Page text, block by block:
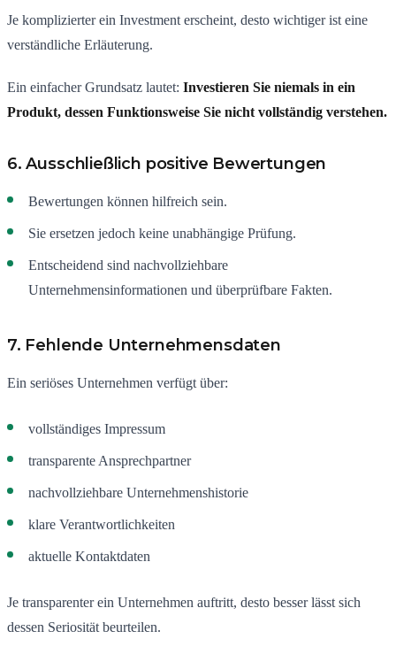
Je komplizierter ein Investment erscheint, desto wichtiger ist eine
verständliche Erläuterung.
Ein einfacher Grundsatz lautet: Investieren Sie niemals in ein
Produkt, dessen Funktionsweise Sie nicht vollständig verstehen.
6. Ausschließlich positive Bewertungen
Bewertungen können hilfreich sein.
Sie ersetzen jedoch keine unabhängige Prüfung.
Entscheidend sind nachvollziehbare
Unternehmensinformationen und überprüfbare Fakten.
7. Fehlende Unternehmensdaten
Ein seriöses Unternehmen verfügt über:
vollständiges Impressum
transparente Ansprechpartner
nachvollziehbare Unternehmenshistorie
klare Verantwortlichkeiten
aktuelle Kontaktdaten
Je transparenter ein Unternehmen auftritt, desto besser lässt sich
dessen Seriosität beurteilen.